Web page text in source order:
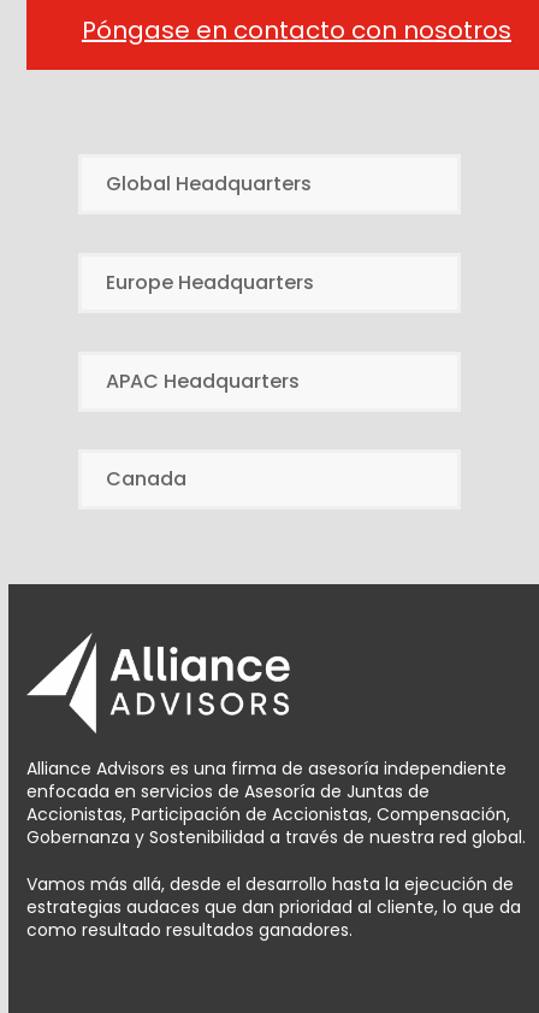
Póngase en contacto con nosotros
Global Headquarters
Europe Headquarters
APAC Headquarters
Canada
Alliance Advisors es una firma de asesoría independiente
enfocada en servicios de Asesoría de Juntas de
Accionistas, Participación de Accionistas, Compensación,
Gobernanza y Sostenibilidad a través de nuestra red global.
Vamos más allá, desde el desarrollo hasta la ejecución de
estrategias audaces que dan prioridad al cliente, lo que da
como resultado resultados ganadores.